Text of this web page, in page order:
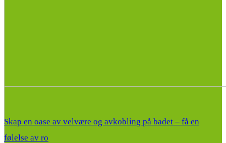
Skap en oase av velvære og avkobling på badet – få en
følelse av ro